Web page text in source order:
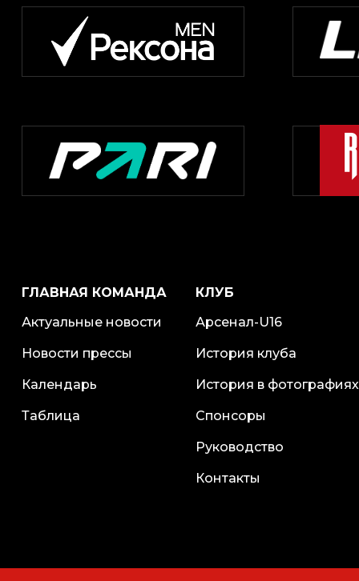
ГЛАВНАЯ КОМАНДА
Актуальные новости
Новости прессы
Календарь
Таблица
КЛУБ
Арсенал-U16
История клуба
История в фотографиях
Спонсоры
Руководство
Контакты